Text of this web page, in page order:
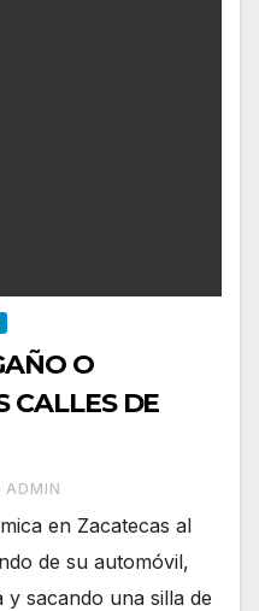
O
CALLES DE
ADMIN
en Zacatecas al
de su automóvil,
y sacando una silla de